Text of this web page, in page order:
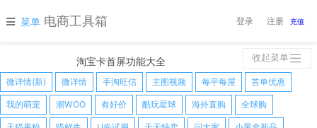
菜单 电商工具箱 登录 注册 充值
收起菜单
淘宝卡首屏功能大全
微详情(新) 微详情 手淘旺信 主图视频 每平每屋 首单优惠
我的萌宠 潮WOO 有好价 酷玩星球 海外直购 全球购